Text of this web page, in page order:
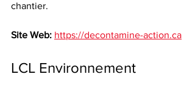
chantier.
Site Web: https://decontamine-action.ca
LCL Environnement